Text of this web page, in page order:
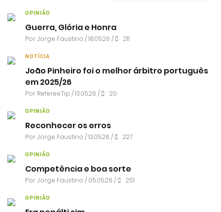
OPINIÃO
Guerra, Glória e Honra
PorJorge Faustino / 18.05.26 / 211
NOTÍCIA
João Pinheiro foi o melhor árbitro português
em 2025/26
Por RefereeTip / 13.05.26 / 20
OPINIÃO
Reconhecer os erros
PorJorge Faustino / 13.05.26 / 227
OPINIÃO
Competência e boa sorte
PorJorge Faustino / 05.05.26 / 251
OPINIÃO